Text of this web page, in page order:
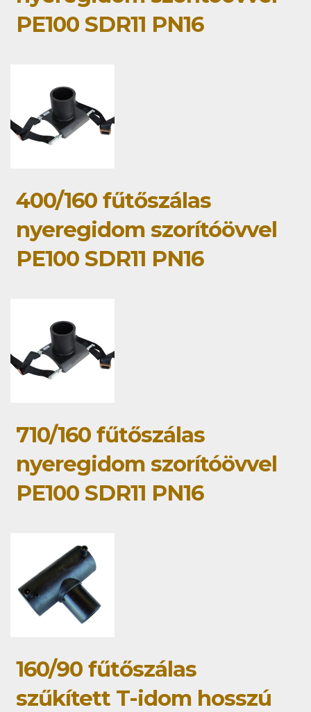
PE100 SDR11 PN16
400/160 fűtőszálas
nyeregidom szorítóövvel
PE100 SDR11 PN16
710/160 fűtőszálas
nyeregidom szorítóövvel
PE100 SDR11 PN16
160/90 fűtőszálas
szűkített T-idom hosszú